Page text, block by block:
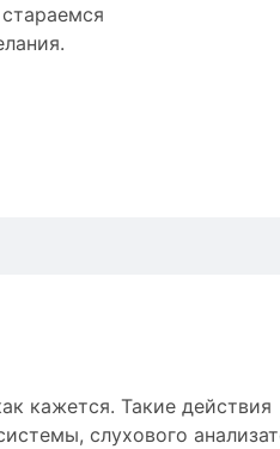
кажется. Такие действия
слухового